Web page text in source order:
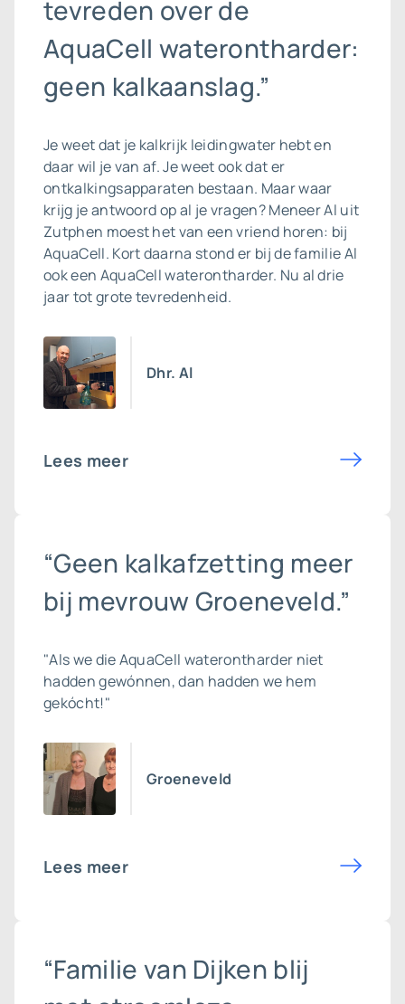
tevreden over de
AquaCell waterontharder:
geen kalkaanslag.”
Je weet dat je kalkrijk leidingwater hebt en
daar wil je van af. Je weet ook dat er
ontkalkingsapparaten bestaan. Maar waar
krijg je antwoord op al je vragen? Meneer Al uit
Zutphen moest het van een vriend horen: bij
AquaCell. Kort daarna stond er bij de familie Al
ook een AquaCell waterontharder. Nu al drie
jaar tot grote tevredenheid.
Dhr. Al
Lees meer
“Geen kalkafzetting meer
bij mevrouw Groeneveld.”
"Als we die AquaCell waterontharder niet
hadden gewónnen, dan hadden we hem
gekócht!"
Groeneveld
Lees meer
“Familie van Dijken blij